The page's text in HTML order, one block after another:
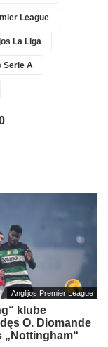
League
La Liga
Serie A
Anglijos Premier League
klube
O. Diomande
„Nottingham“